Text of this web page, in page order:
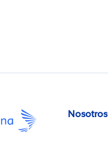
Nosotros